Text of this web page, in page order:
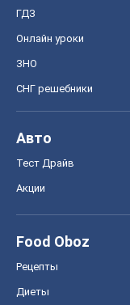
ГДЗ
Онлайн уроки
ЗНО
СНГ решебники
Авто
Тест Драйв
Акции
Food Oboz
Рецепты
Диеты